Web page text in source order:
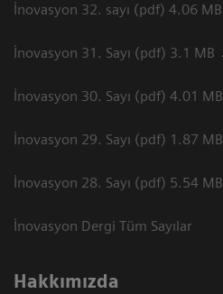
İnovasyon 32. sayı (pdf) 4.06 MB
İnovasyon 31. Sayı (pdf) 3.1 MB
İnovasyon 30. Sayı (pdf) 4.01 MB
İnovasyon 29. Sayı (pdf) 1.87 MB
İnovasyon 28. Sayı (pdf) 5.54 MB
İnovasyon Dergi Tüm Sayılar
Hakkımızda